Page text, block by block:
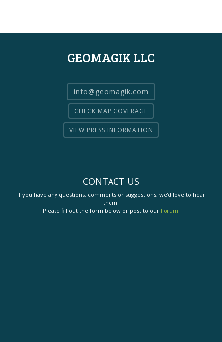
GEOMAGIK LLC
info@geomagik.com
CHECK MAP COVERAGE
VIEW PRESS INFORMATION
CONTACT US
If you have any questions, comments or suggestions, we'd love to hear
them!
Please fill out the form below or post to our Forum